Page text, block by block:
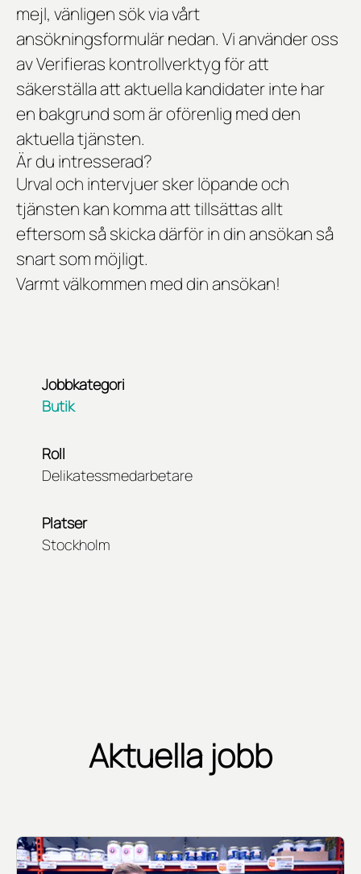
mejl, vänligen sök via vårt
ansökningsformulär nedan. Vi använder oss
av Verifieras kontrollverktyg för att
säkerställa att aktuella kandidater inte har
en bakgrund som är oförenlig med den
aktuella tjänsten.
Är du intresserad?
Urval och intervjuer sker löpande och
tjänsten kan komma att tillsättas allt
eftersom så skicka därför in din ansökan så
snart som möjligt.
Varmt välkommen med din ansökan!
Jobbkategori
Butik
Roll
Delikatessmedarbetare
Platser
Stockholm
Aktuella jobb